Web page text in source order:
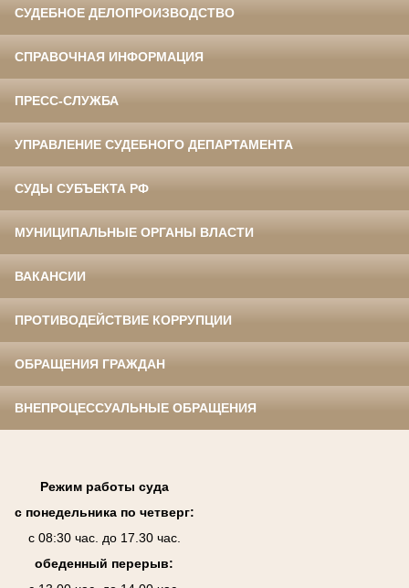
СУДЕБНОЕ ДЕЛОПРОИЗВОДСТВО
СПРАВОЧНАЯ ИНФОРМАЦИЯ
ПРЕСС-СЛУЖБА
УПРАВЛЕНИЕ СУДЕБНОГО ДЕПАРТАМЕНТА
СУДЫ СУБЪЕКТА РФ
МУНИЦИПАЛЬНЫЕ ОРГАНЫ ВЛАСТИ
ВАКАНСИИ
ПРОТИВОДЕЙСТВИЕ КОРРУПЦИИ
ОБРАЩЕНИЯ ГРАЖДАН
ВНЕПРОЦЕССУАЛЬНЫЕ ОБРАЩЕНИЯ
Режим работы суда
с понедельника по четверг:
с 08:30 час. до 17.30 час.
обеденный перерыв: